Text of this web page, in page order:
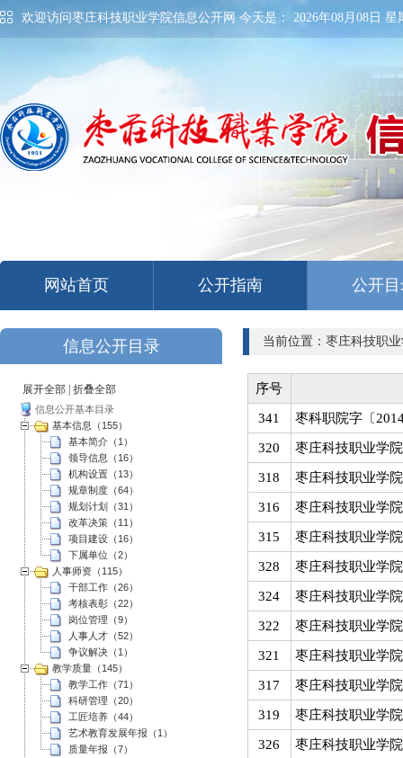
欢迎访问枣庄科技职业学院信息公开网 今天是： 2026年08月08日 星
网站首页 公开指南 公开
信息公开目录
展开全部 折叠全部
信息公开基本目录
基本信息（155）
基本简介（1）
领导信息（16）
机构设置（13）
规章制度（64）
规划计划（31）
改革决策（11）
项目建设（16）
下属单位（2）
人事师资（115）
干部工作（26）
考核表彰（22）
岗位管理（9）
人事人才（52）
争议解决（1）
教学质量（145）
教学工作（71）
科研管理（20）
工匠培养（44）
艺术教育发展年报（1）
质量年报（7）
当前位置：枣庄科技职
序号
341 枣科职院字〔
320 枣庄科技职业学
318 枣庄科技职业学
316 枣庄科技职业学
315 枣庄科技职业学
328 枣庄科技职业学
324 枣庄科技职业学
322 枣庄科技职业学
321 枣庄科技职业学
317 枣庄科技职业学
319 枣庄科技职业学
326 枣庄科技职业学